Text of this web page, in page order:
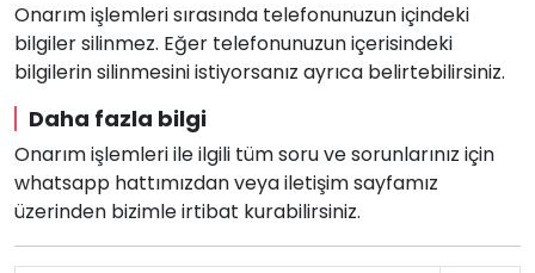
Onarım işlemleri sırasında telefonunuzun içindeki
bilgiler silinmez. Eğer telefonunuzun içerisindeki
bilgilerin silinmesini istiyorsanız ayrıca belirtebilirsiniz.
Daha fazla bilgi
Onarım işlemleri ile ilgili tüm soru ve sorunlarınız için
whatsapp hattımızdan veya iletişim sayfamız
üzerinden bizimle irtibat kurabilirsiniz.